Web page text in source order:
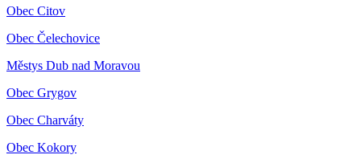
Obec Citov
Obec Čelechovice
Městys Dub nad Moravou
Obec Grygov
Obec Charváty
Obec Kokory